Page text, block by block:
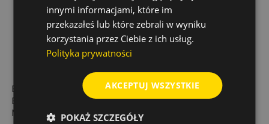
BIT WHIRLPOWER
EXCLUSIVE PH3 X 50
MM – STAL S2,
BITY WHIRLPOWER
EXCLUSIVE PZ PZ1 150
innymi informacjami, które im
przekazałeś lub które zebrali w wyniku
korzystania przez Ciebie z ich usług.
Polityka prywatności
AKCEPTUJ WSZYSTKIE
POKAŻ SZCZEGÓŁY